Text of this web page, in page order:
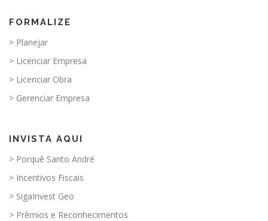
FORMALIZE
> Planejar
> Licenciar Empresa
> Licenciar Obra
> Gerenciar Empresa
INVISTA AQUI
> Porquê Santo André
> Incentivos Fiscais
> SigaInvest Geo
> Prêmios e Reconhecimentos